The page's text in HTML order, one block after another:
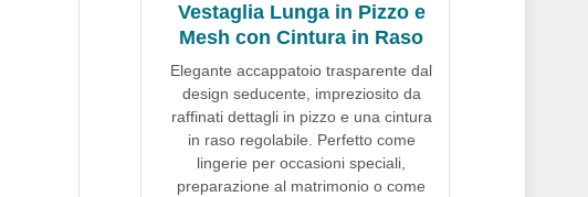
Vestaglia Lunga in Pizzo e
Mesh con Cintura in Raso
Elegante accappatoio trasparente dal
design seducente, impreziosito da
raffinati dettagli in pizzo e una cintura
in raso regolabile. Perfetto come
lingerie per occasioni speciali,
preparazione al matrimonio o come